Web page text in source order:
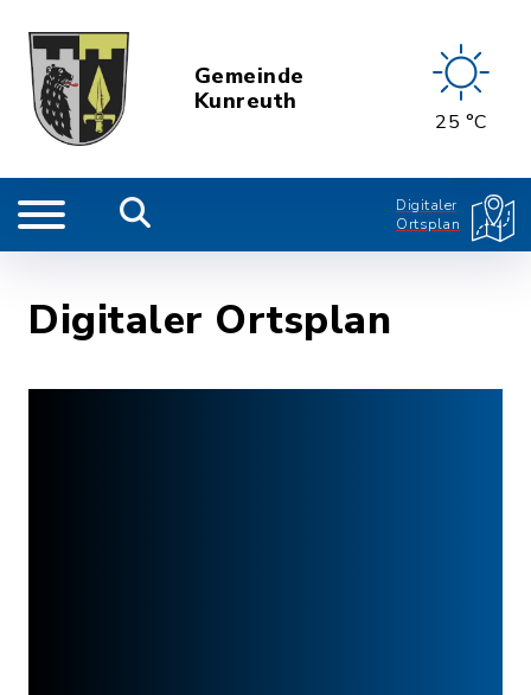
Gemeinde
Kunreuth
25 °C
Digitaler
Ortsplan
Digitaler Ortsplan